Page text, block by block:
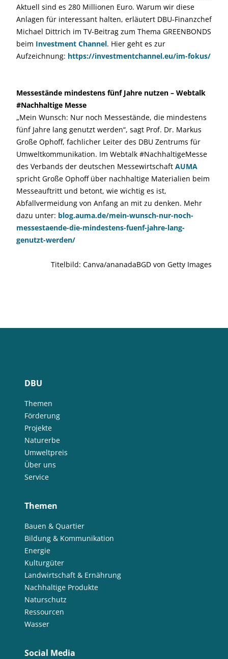
Aktuell sind es 280 Millionen Euro. Warum wir diese
Anlagen für interessant halten, erläutert DBU-Finanzchef
Michael Dittrich im TV-Beitrag zum Thema GREENBONDS
beim Investment Channel. Hier geht es zur
Aufzeichnung: https://investmentchannel.eu/im-fokus/
Messestände mindestens fünf Jahre nutzen – Webtalk
#Nachhaltige Messe
„Mein Wunsch: Nur noch Messestände, die mindestens
fünf Jahre lang genutzt werden“, sagt Prof. Dr. Markus
Große Ophoff, fachlicher Leiter des DBU Zentrums für
Umweltkommunikation. Im Webtalk #NachhaltigeMesse
des Verbands der deutschen Messewirtschaft AUMA
spricht Große Ophoff über nachhaltige Materialien beim
Messeauftritt und betont, wie wichtig es ist,
Abfallvermeidung von Anfang an mit zu denken. Mehr
dazu unter: blog.auma.de/mein-wunsch-nur-noch-
messestaende-die-mindestens-fuenf-jahre-lang-
genutzt-werden/
Titelbild: Canva/ananadaBGD von Getty Images
DBU
Themen
Förderung
Projekte
Naturerbe
Umweltpreis
Über uns
Service
Themen
Bauen & Quartier
Bildung & Kommunikation
Energie
Kulturgüter
Landwirtschaft & Ernährung
Nachhaltige Produkte
Naturschutz
Ressourcen
Wasser
Social Media